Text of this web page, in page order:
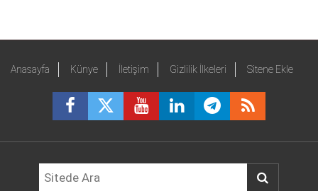
Anasayfa Künye İletişim Gizlilik İlkeleri Sitene Ekle